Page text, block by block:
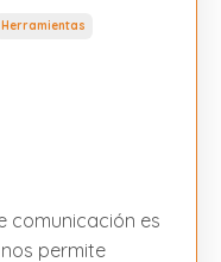
Herramientas
comunicación es
permite